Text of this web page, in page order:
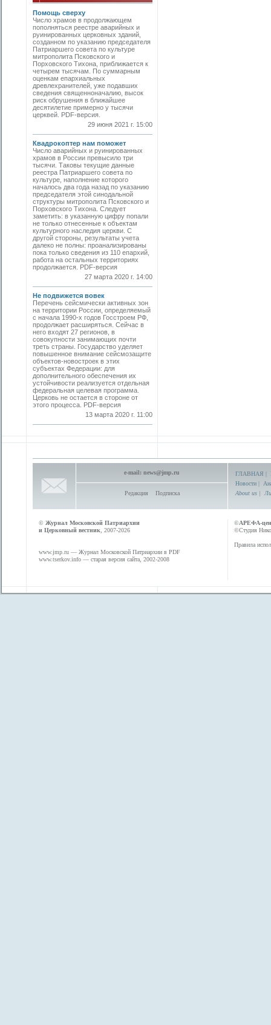
Помощь сверху
Число храмов в продолжающем
пополняться реестре аварийных и
руинированных церковных зданий,
созданном по указанию председателя
Патриаршего совета по культуре
митропо­лита Псковского и
Порховского Тихона, приближается к
четырем тысячам. По суммарным
оценкам епархиальных
древлехранителей, уже подавших
сведения священноначалию, высок
риск обрушения в ближайшее
десятилетие примерно у тысячи
церквей. PDF-версия.
29 июня 2021 г. 15:00
Квадрокоптер нам поможет
Число аварийных и руинированных
храмов в России превысило три
тысячи. Таковы текущие данные
реестра Патриаршего совета по
культуре, наполнение которого
началось два года назад по указанию
председателя этой синодальной
структуры митрополита Псковского и
Порховского Тихона. Следует
заметить: в указанную цифру попали
не только отнесенные к объектам
культурного наследия церкви. С
другой стороны, результаты учета
далеко не полны: проанализированы
пока только сведения из 110 епархий,
работа на остальных территориях
продолжается. PDF-версия
27 марта 2020 г. 14:00
Не подвижется вовек
Перечень сейсмически активных зон
на территории России, определяемый
с начала 1990-х годов Госстроем РФ,
продолжает расширяться. Сейчас в
него входят 27 регионов, в
совокупности занимающих почти
треть страны. Государство уделяет
повышенное внимание сейсмозащите
объектов-новостроек в этих
субъектах Федерации: для
дополнительного обеспечения их
устойчивости реализуется отдельная
федеральная целевая программа.
Церковь не остается в стороне от
этого процесса. PDF-версия
13 марта 2020 г. 11:00
e-mail: news@jmp.ru
Редакция Подписка
ГЛАВНАЯ |
Новости |
About us |
© Журнал Московской Патриархии
и Церковный вестник , 2007-2026
www.jmp.ru — Журнал Московской Патриархии в PDF
www.tserkov.info — старая версия сайта, 2002-2008
©АРЕФА-
©Студия
Правила